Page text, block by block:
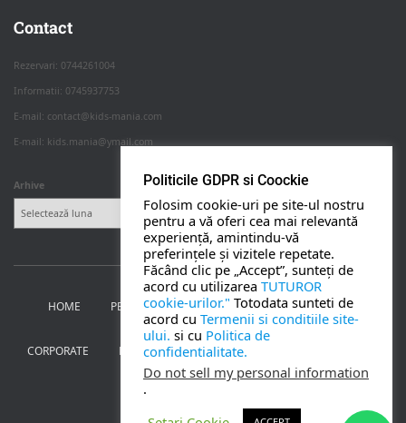
Contact
Rezervari: 0744261004
Informatii: 0745937753
E-mail: contact@kids-mania.com
E-mail: kids.mania@ymail.com
Arhive
HOME PETRECERI PENTRU COPII NUNTA SI BOTEZ
CORPORATE BANCHETE MOȚ
Politicile GDPR si Coockie
Folosim cookie-uri pe site-ul nostru
pentru a vă oferi cea mai relevantă
experiență, amintindu-vă
preferințele și vizitele repetate.
Făcând clic pe „Accept”, sunteți de
acord cu utilizarea TUTUROR
cookie-urilor." Totodata sunteti de
acord cu Termenii si conditiile site-
ului. si cu Politica de
confidentialitate.
Do not sell my personal information
.
Apasa pe o categorie ca sa vezi serviciile.
PETRECERI COPII
NUNTA
BANCHETE
CORPORATE
TOATE SERVICIILE